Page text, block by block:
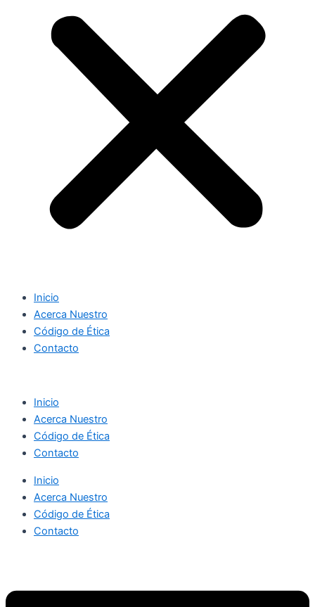
Inicio
Acerca Nuestro
Código de Ética
Contacto
Inicio
Acerca Nuestro
Código de Ética
Contacto
Inicio
Acerca Nuestro
Código de Ética
Contacto